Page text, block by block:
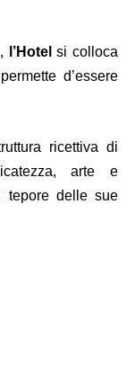
l’Hotel si colloca
d’essere
ricettiva di
arte e
tepore delle sue